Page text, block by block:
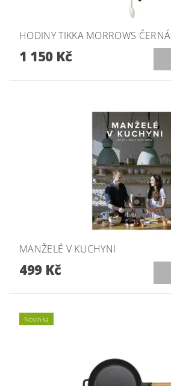
HODINY TIKKA MORROWS ČERNÁ
1 150 Kč
MANŽELÉ V KUCHYNI
499 Kč
Novinka